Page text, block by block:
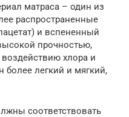
матраса – один из
распространенные
и вспененный
прочностью,
хлора и
легкий и мягкий,
соответствовать